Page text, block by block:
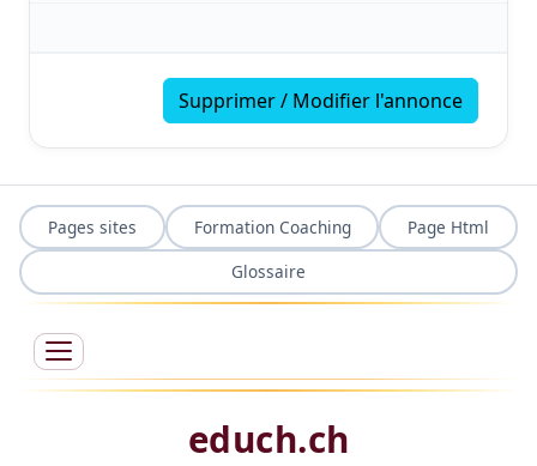
Supprimer / Modifier l'annonce
Pages sites Formation Coaching
Page Html
Glossaire
educh.ch